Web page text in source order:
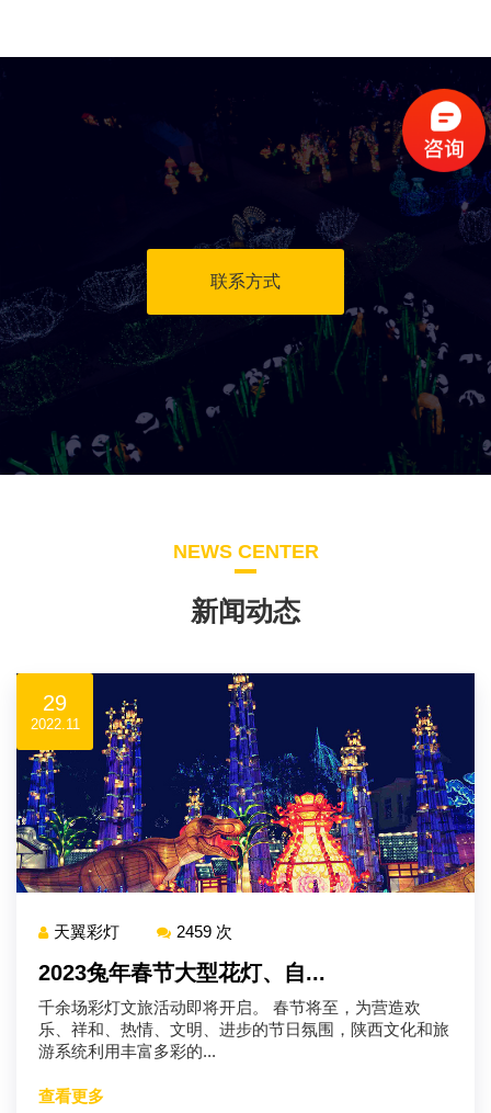
联系方式
NEWS CENTER
新闻动态
29
2022.11
天翼彩灯 2459 次
2023兔年春节大型花灯、自...
千余场彩灯文旅活动即将开启。 春节将至，为营造欢
乐、祥和、热情、文明、进步的节日氛围，陕西文化和旅
游系统利用丰富多彩的...
查看更多